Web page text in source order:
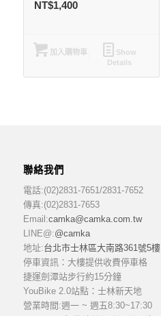
NT$1,400
加入購物車
Show
Details
聯絡我們
電話:(02)2831-7651/2831-7652
傳真:(02)2831-7653
Email:camka@camka.com.tw
LINE@:@camka
地址:台北市士林區大南路361號5樓
停車資訊：大樓提供收費停車格
捷運劍潭站步行約15分鐘
YouBike 2.0站點：士林新天地
營業時間:週一 ~ 週五8:30~17:30